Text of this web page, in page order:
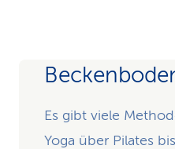
Es gibt viele
Yoga über Pilates